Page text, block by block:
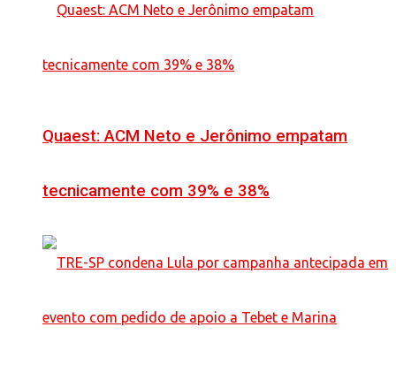
Quaest: ACM Neto e Jerônimo empatam
tecnicamente com 39% e 38%